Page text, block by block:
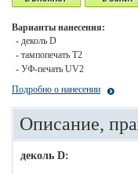
Варианты нанесения:
- деколь D
- тампопечать T2
- УФ-печать UV2
Подробно о нанесении
Описание,
деколь D: